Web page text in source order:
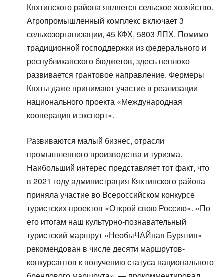
Кяхтинского района является сельское хозяйство.
Агропромышленный комплекс включает 3
сельхозорганизации, 45 КФХ, 5803 ЛПХ. Помимо
традиционной господдержки из федерального и
республиканского бюджетов, здесь неплохо
развивается грантовое направление. Фермеры
Кяхты даже принимают участие в реализации
национального проекта «Международная
кооперация и экспорт».
Развиваются малый бизнес, отрасли
промышленного производства и туризма.
Наибольший интерес представляет тот факт, что
в 2021 году администрация Кяхтинского района
приняла участие во Всероссийском конкурсе
туристских проектов «Открой свою Россию». «По
его итогам наш культурно-познавательный
туристский маршрут «НеобыЧАЙная Бурятия»
рекомендован в числе десяти маршрутов-
конкурсантов к получению статуса национального